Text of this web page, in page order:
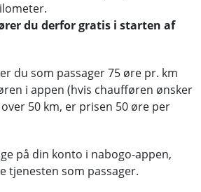
du derfor gratis i starten af
du som passager 75 øre pr. km
i appen (hvis chaufføren ønsker
50 km, er prisen 50 øre per
på din konto i nabogo-appen,
tjenesten som passager.